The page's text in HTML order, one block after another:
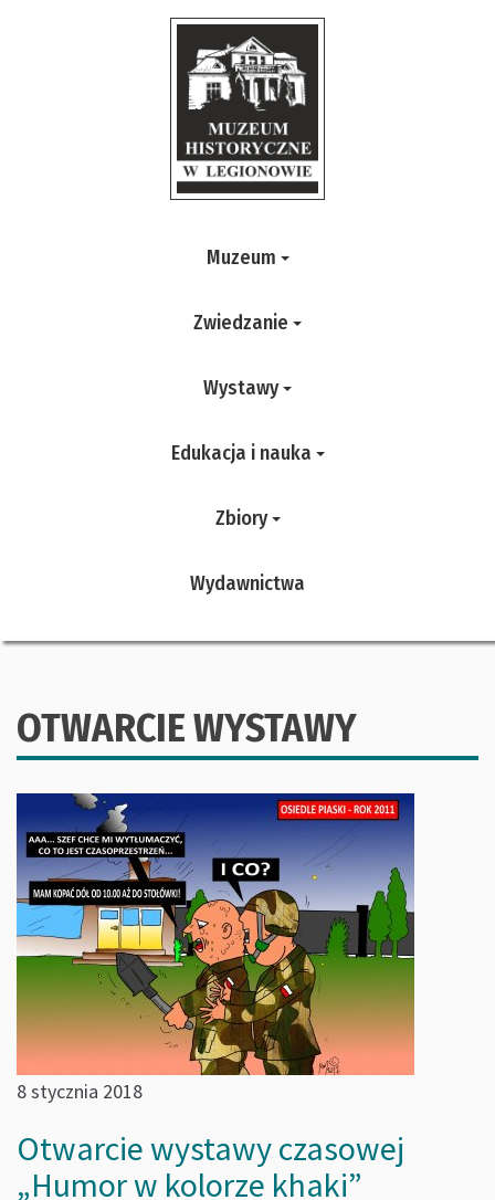
Muzeum
Zwiedzanie
Wystawy
Edukacja i nauka
Zbiory
Wydawnictwa
OTWARCIE WYSTAWY
8 stycznia 2018
Otwarcie wystawy czasowej
„Humor w kolorze khaki”